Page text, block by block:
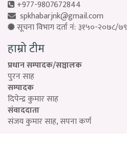
+977-9807672844
spkhabarjnk@gmail.com
सूचना विभाग दर्ता नं: ३१५०-२०७८/७९
हाम्रो टीम
प्रधान सम्पादक/सञ्चालक
पुरन साह
सम्पादक
दिपेन्द्र कुमार साह
संवाददाता
संजय कुमार साह, सपना कर्ण